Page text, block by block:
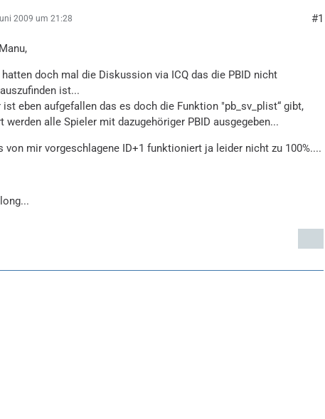
2009 um 21:28 #1
doch mal die Diskussion via ICQ das die PBID nicht
ist...
ist eben aufgefallen das es doch die Funktion "pb_sv_plist“ gibt,
werden alle Spieler mit dazugehöriger PBID ausgegeben...
von mir vorgeschlagene ID+1 funktioniert ja leider nicht zu 100%....